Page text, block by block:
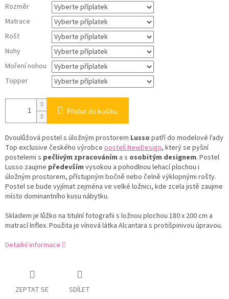
Rozměr
Matrace
Rošt
Nohy
Moření nohou
Topper
Přidat do košíku
Dvoulůžová postel s úložným prostorem Lusso patří do modelové řady
Top exclusive českého výrobce postelí NewDesign, který se pyšní
postelemi s pečlivým zpracováním a s osobitým designem. Postel
Lusso zaujme především vysokou a pohodlnou lehací plochou i
úložným prostorem, přístupným bočně nebo čelně výklopnými rošty.
Postel se bude vyjímat zejména ve velké ložnici, kde zcela jistě zaujme
místo dominantního kusu nábytku.
Skladem je lůžko na titulní fotografii s ložnou plochou 180 x 200 cm a
matrací Inflex. Použita je vínová látka Alcantara s protišpinivou úpravou.
Detailní informace
ZEPTAT SE SDÍLET